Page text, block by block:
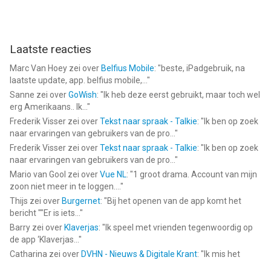
Laatste reacties
Marc Van Hoey zei over Belfius Mobile: "beste, iPadgebruik, na
laatste update, app. belfius mobile,... "
Sanne zei overGoWish: " Ik heb deze eerst gebruikt, maar toch wel
erg Amerikaans.. Ik... "
Frederik Visser zei overTekst naar spraak - Talkie: " Ik ben op zoek
naar ervaringen van gebruikers van de pro... "
Frederik Visser zei overTekst naar spraak - Talkie: " Ik ben op zoek
naar ervaringen van gebruikers van de pro... "
Mario van Gool zei overVue NL: "1 groot drama. Account van mijn
zoon niet meer in te loggen.... "
Thijs zei over Burgernet: "Bij het openen van de app komt het
bericht ""Er is iets... "
Barry zei over Klaverjas: " Ik speel met vrienden tegenwoordig op
de app ‘Klaverjas... "
Catharina zei over DVHN - Nieuws & Digitale Krant: " Ik mis het